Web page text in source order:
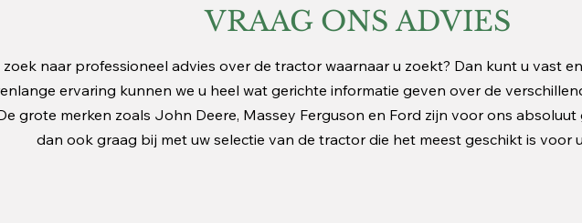
VRAAG ONS ADVIES
naar professioneel advies over de tractor waarnaar u zoekt? Dan kunt u vast
ervaring kunnen we u heel wat gerichte informatie geven over de
grote merken zoals John Deere, Massey Ferguson en Ford zijn voor ons
dan ook graag bij met uw selectie van de tractor die het meest geschikt is voor